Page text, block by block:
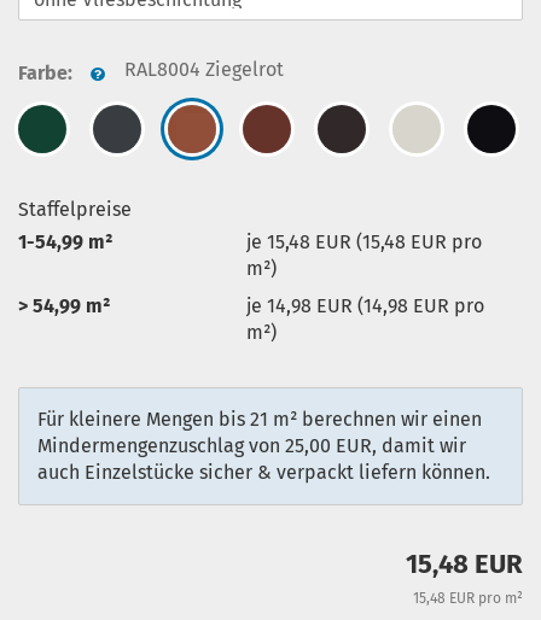
Farbe: RAL8004 Ziegelrot
Staffelpreise
1-54,99 m²
je 15,48 EUR (15,48 EUR pro
m²)
> 54,99 m²
je 14,98 EUR (14,98 EUR pro
m²)
Für kleinere Mengen bis 21 m² berechnen wir einen
Mindermengenzuschlag von 25,00 EUR, damit wir
auch Einzelstücke sicher & verpackt liefern können.
15,48 EUR
15,48 EUR pro m²